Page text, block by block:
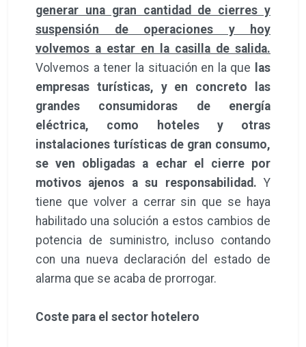
generar una gran cantidad de cierres y
suspensión de operaciones y hoy
volvemos a estar en la casilla de salida.
Volvemos a tener la situación en la que
las
empresas turísticas, y en concreto las
grandes consumidoras de energía
eléctrica, como hoteles y otras
instalaciones turísticas de gran consumo,
se ven obligadas a echar el cierre por
motivos ajenos a su responsabilidad. Y
tiene que volver a cerrar sin que se haya
habilitado una solución a estos cambios de
potencia de suministro, incluso contando
con una nueva declaración del estado de
alarma que se acaba de prorrogar.
Coste para el sector hotelero